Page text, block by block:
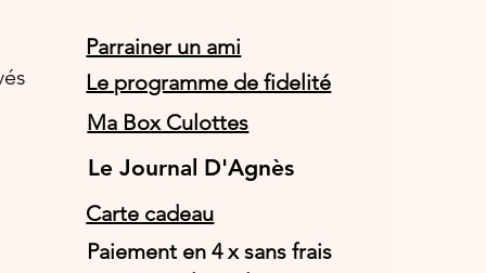
Parrainer un ami
Le programme de fidelité
Ma Box Culottes
Le Journal D'Agnès
Le Journal D'Agnès
Carte cadeau
Paiement en 4 x sans frais